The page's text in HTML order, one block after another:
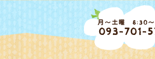
月～土曜 8:30～
093-701-